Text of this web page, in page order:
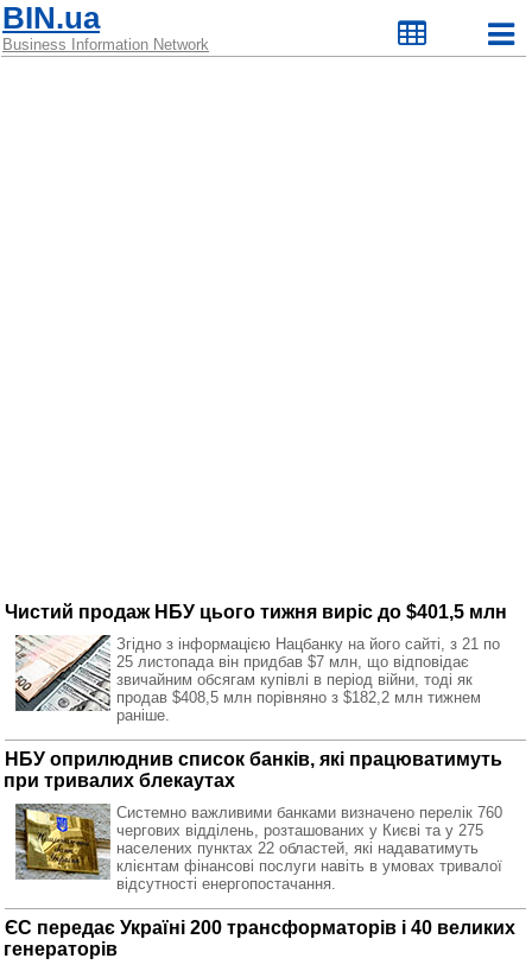
BIN.ua
Business Information Network
Чистий продаж НБУ цього тижня виріс до $401,5 млн
Згідно з інформацією Нацбанку на його сайті, з 21 по
25 листопада він придбав $7 млн, що відповідає
звичайним обсягам купівлі в період війни, тоді як
продав $408,5 млн порівняно з $182,2 млн тижнем
раніше.
НБУ оприлюднив список банків, які працюватимуть
при тривалих блекаутах
Системно важливими банками визначено перелік 760
чергових відділень, розташованих у Києві та у 275
населених пунктах 22 областей, які надаватимуть
клієнтам фінансові послуги навіть в умовах тривалої
відсутності енергопостачання.
ЄС передає Україні 200 трансформаторів і 40 великих
генераторів